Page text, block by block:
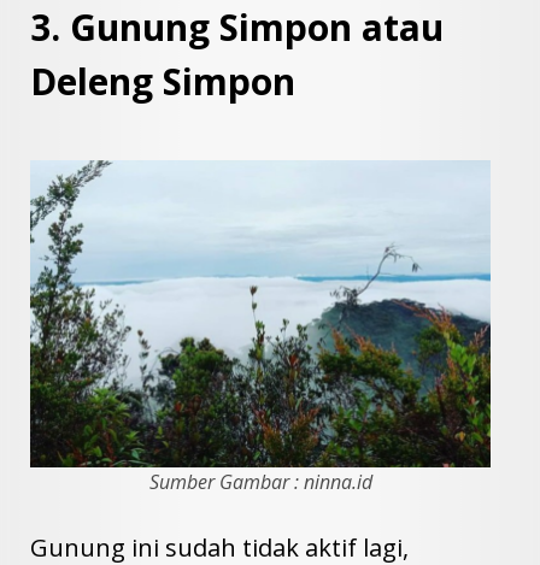
3. Gunung Simpon atau
Deleng Simpon
Sumber Gambar : ninna.id
Gunung ini sudah tidak aktif lagi,